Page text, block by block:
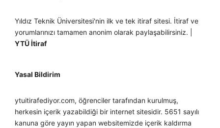
Yıldız Teknik Üniversitesi'nin ilk ve tek itiraf sitesi. İtiraf ve
yorumlarınızı tamamen anonim olarak paylaşabilirsiniz. |
YTÜ İtiraf
Yasal Bildirim
ytuitirafediyor.com, öğrenciler tarafından kurulmuş,
herkesin içerik yazabildiği bir internet sitesidir. 5651 sayılı
kanuna göre yayın yapan websitemizde içerik kaldırma